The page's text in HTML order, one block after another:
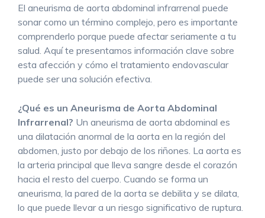
El aneurisma de aorta abdominal infrarrenal puede
sonar como un término complejo, pero es importante
comprenderlo porque puede afectar seriamente a tu
salud. Aquí te presentamos información clave sobre
esta afección y cómo el tratamiento endovascular
puede ser una solución efectiva.
¿Qué es un Aneurisma de Aorta Abdominal
Infrarrenal? Un aneurisma de aorta abdominal es
una dilatación anormal de la aorta en la región del
abdomen, justo por debajo de los riñones. La aorta es
la arteria principal que lleva sangre desde el corazón
hacia el resto del cuerpo. Cuando se forma un
aneurisma, la pared de la aorta se debilita y se dilata,
lo que puede llevar a un riesgo significativo de ruptura.